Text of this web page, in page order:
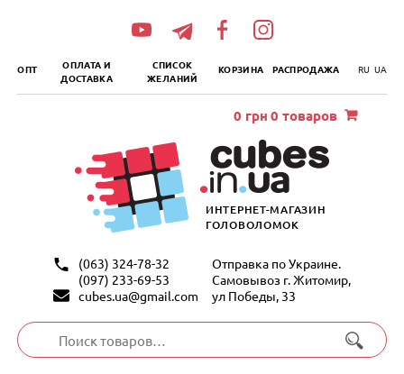
ОПТ
ОПЛАТА И
ДОСТАВКА
СПИСОК
ЖЕЛАНИЙ
КОРЗИНА РАСПРОДАЖА RU UA
ИНТЕРНЕТ-МАГАЗИН
ГОЛОВОЛОМОК
(063) 324-78-32
(097) 233-69-53
cubes.ua@gmail.com
Отправка по Украине.
Самовывоз г. Житомир,
ул Победы, 33
Искать:
0 грн 0 товаров